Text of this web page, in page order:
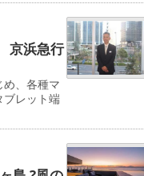
京浜急行
、各種マ
ブレット端